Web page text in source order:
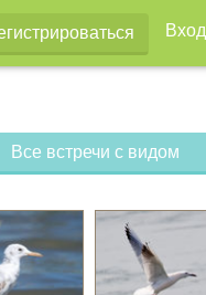
Вход
Все встречи с видом